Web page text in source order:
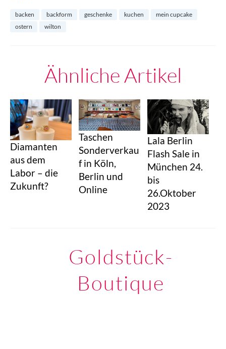
backen backform geschenke kuchen
mein cupcake
ostern
wilton
Ähnliche Artikel
Diamanten
aus dem
Labor – die
Zukunft?
Taschen
Sonderverkau
f in Köln,
Berlin und
Online
Lala Berlin
Flash Sale in
München 24.
bis
26.Oktober
2023
Goldstück-
Boutique